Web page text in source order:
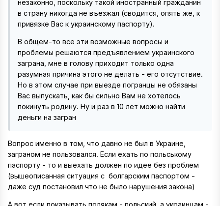
незаконно, поскольку такой иностранный гражданин
в страну никогда не въезжал (сводится, опять же, к
привязке Вас к украинскому паспорту).
В общем-то все эти возможные вопросы и
проблемы решаются предъявлением украинского
заграна, мне в голову приходит только одна
разумная причина этого не делать - его отсутствие.
Но в этом случае при выезде погранцы не обязаны
Вас выпускать, как бы сильно Вам не хотелось
покинуть родину. Ну и раз в 10 лет можно найти
деньги на загран
Вопрос именно в том, что давно не был в Украине,
заграном не пользовался. Если ехать по польському
паспорту - то и выехать должен по идее без проблем
(вышеописанная ситуация с болгарским паспортом -
даже суд постановил что не было нарушения закона)
А вот если показывать полякам - польский, а украинцам -